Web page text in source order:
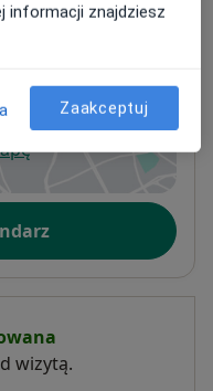
się w nowej karcie
wizytą.
informacji znajdziesz
Zaakceptuj